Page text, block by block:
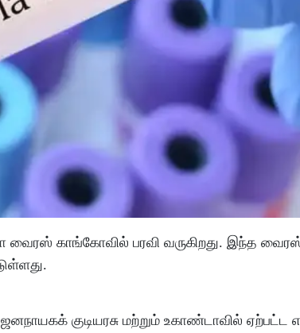
வைரஸ் காங்கோவில் பரவி வருகிறது. இந்த
ஜனநாயகக் குடியரசு மற்றும் உகாண்டாவில்